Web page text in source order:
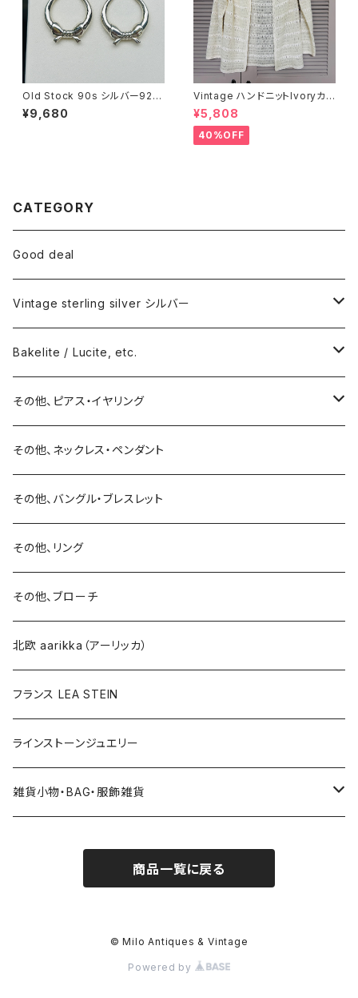
Old Stock 90s シルバー925
リボンフープピアス
¥9,680
Vintage ハンドニットIvoryカ
ーディガン
¥5,808
40%OFF
CATEGORY
Good deal
Vintage sterling silver シルバー
ネックレス
バングル・ブレスレット
リング
15号以上
ピアス
イヤリング
ブローチ
その他
Bakelite / Lucite, etc.
ピアス・イヤリング
リング
バングル・ブレスレット
ブローチ
ネックレス
その他、ピアス・イヤリング
ピアス
イヤリング
その他、ネックレス・ペンダント
その他、バングル・ブレスレット
その他、リング
その他、ブローチ
北欧 aarikka（アーリッカ）
フランス LEA STEIN
ラインストーンジュエリー
雑貨小物・BAG・服飾雑貨
ハンドバッグ etc. 服飾雑貨
雑貨（置き物、食器 etc.）
商品一覧に戻る
© Milo Antiques & Vintage
Powered by